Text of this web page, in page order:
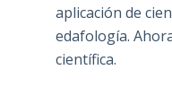
aplicación de
edafología.
científica.